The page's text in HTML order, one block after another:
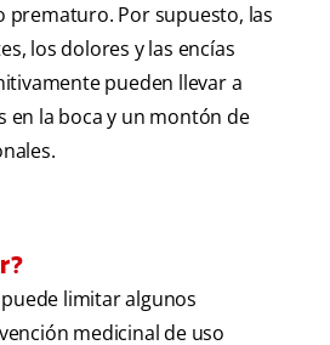
prematuro. Por supuesto, las
los dolores y las encías
pueden llevar a
en la boca y un montón de
limitar algunos
medicinal de uso